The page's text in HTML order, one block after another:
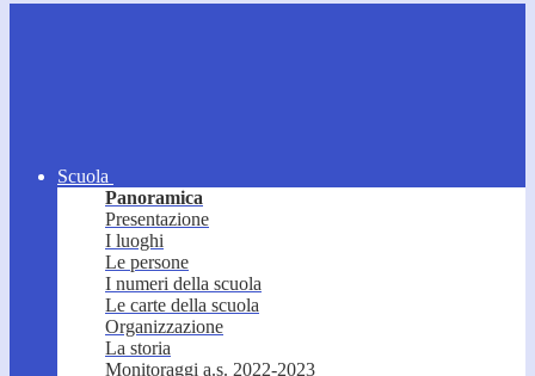
Scuola
Panoramica
Presentazione
I luoghi
Le persone
I numeri della scuola
Le carte della scuola
Organizzazione
La storia
Monitoraggi a.s. 2022-2023